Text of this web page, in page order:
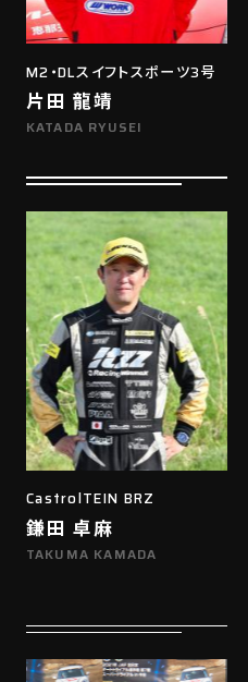
M2・DLスイフトスポーツ3号
片田 龍靖
KATADA RYUSEI
CastrolTEIN BRZ
鎌田 卓麻
TAKUMA KAMADA